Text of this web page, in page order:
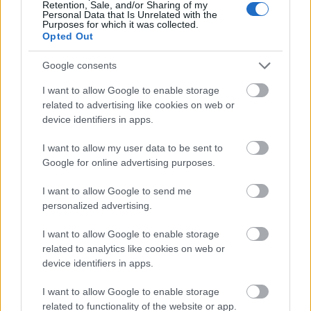
Retention, Sale, and/or Sharing of my
Personal Data that Is Unrelated with the
Purposes for which it was collected.
Opted Out
Google consents
I want to allow Google to enable storage
related to advertising like cookies on web or
device identifiers in apps.
I want to allow my user data to be sent to
Google for online advertising purposes.
I want to allow Google to send me
personalized advertising.
I want to allow Google to enable storage
related to analytics like cookies on web or
device identifiers in apps.
I want to allow Google to enable storage
related to functionality of the website or app.
FAKTA VM sommerskiskyting 2022
Hvem:Junior og senior menn og kvinner
Hva:VM i sommerskiskyting
Rupholding, Tyskland
25. til 28. august, 2022
Meld deg på vårt nyhetsbrev
Meld deg på